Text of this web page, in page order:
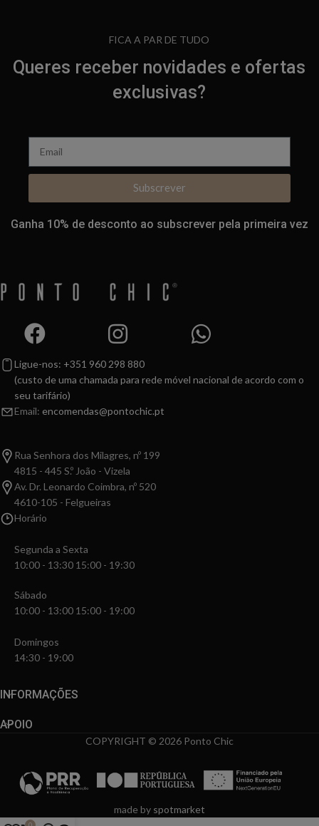
FICA A PAR DE TUDO
Queres receber novidades e ofertas
exclusivas?
Subscrever
Ganha 10% de desconto ao subscrever pela primeira vez
Ligue-nos: +351 960 298 880
(custo de uma chamada para rede móvel nacional de acordo com o
seu tarifário)
Email: encomendas@pontochic.pt
Rua Senhora dos Milagres, nº 199
4815 - 445 S.º João - Vizela
Av. Dr. Leonardo Coimbra, nº 520
4610-105 - Felgueiras
Horário
Segunda a Sexta
10:00 - 13:30 15:00 - 19:30
Sábado
10:00 - 13:00 15:00 - 19:00
Domingos
14:30 - 19:00
INFORMAÇÕES
APOIO
COPYRIGHT © 2026 Ponto Chic
made by spotmarket